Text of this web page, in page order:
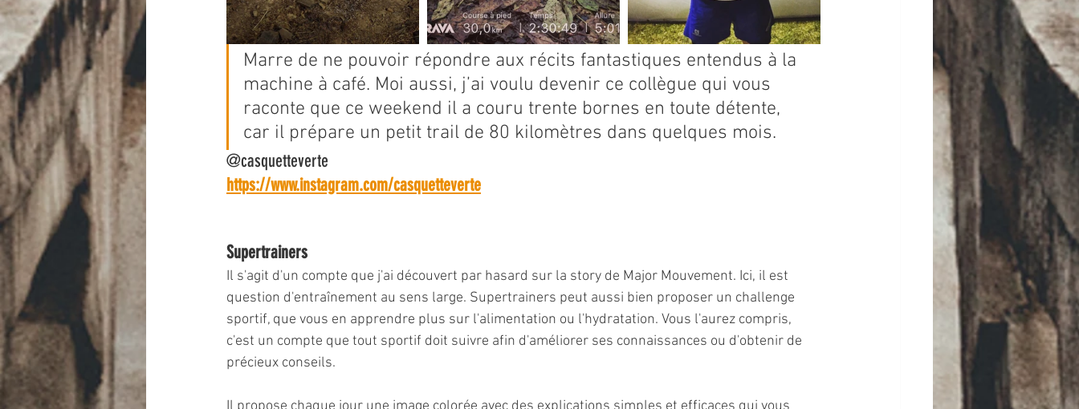
Marre de ne pouvoir répondre aux récits fantastiques entendus à la
machine à café. Moi aussi, j’ai voulu devenir ce collègue qui vous
raconte que ce weekend il a couru trente bornes en toute détente,
car il prépare un petit trail de 80 kilomètres dans quelques mois.
@casquetteverte
https://www.instagram.com/casquetteverte
Supertrainers
Il s'agit d'un compte que j'ai découvert par hasard sur la story de Major Mouvement. Ici, il est
question d'entraînement au sens large. Supertrainers peut aussi bien proposer un challenge
sportif, que vous en apprendre plus sur l'alimentation ou l'hydratation. Vous l'aurez compris,
c'est un compte que tout sportif doit suivre afin d'améliorer ses connaissances ou d'obtenir de
précieux conseils.